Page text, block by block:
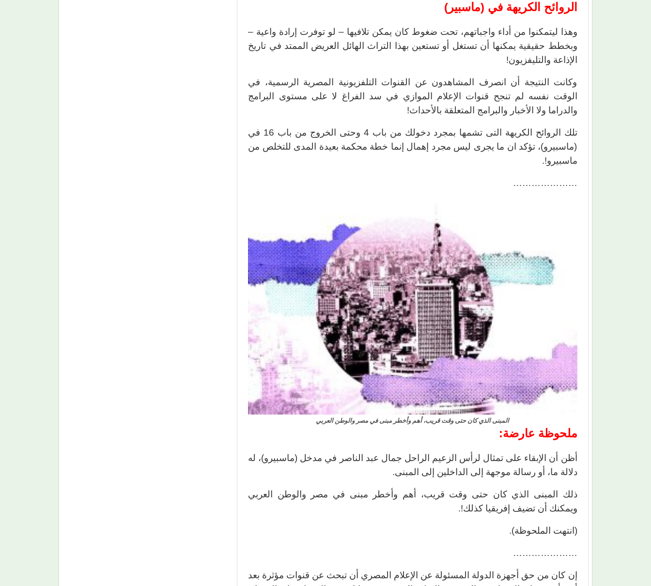
الروائح الكريهة في (ماسبير)
وهذا ليتمكنوا من أداء واجباتهم، تحت ضغوط كان يمكن تلافيها – لو توفرت إرادة واعية –
وبخطط حقيقية يمكنها أن تستغل أو تستعين بهذا التراث الهائل العريض الممتد في تاريخ
الإذاعة والتليفزيون!
وكانت النتيجة أن انصرف المشاهدون عن القنوات التلفزيونية المصرية الرسمية، في
الوقت نفسه لم تنجح قنوات الإعلام الموازي في سد الفراغ لا على مستوى البرامج
والدراما ولا الأخبار والبرامج المتعلقة بالأحداث!
تلك الروائح الكريهة التى تشمها بمجرد دخولك من باب 4 وحتى الخروج من باب 16 في
(ماسبيرو)، تؤكد ان ما يجرى ليس مجرد إهمال إنما خطة محكمة بعيدة المدى للتخلص من
ماسبيرو!.
…………………
المبنى الذي كان حتى وقت قريب، أهم وأخطر مبنى في مصر والوطن العربي
ملحوظة عارضة:
أظن أن الإبقاء على تمثال لرأس الزعيم الراحل جمال عبد الناصر في مدخل (ماسبيرو)، له
دلالة ما، أو رسالة موجهة إلى الداخلين إلى المبنى.
ذلك المبنى الذي كان حتى وقت قريب، أهم وأخطر مبنى في مصر والوطن العربي
ويمكنك أن تضيف إفريقيا كذلك!.
(انتهت الملحوظة).
…………………
إن كان من حق أجهزة الدولة المسئولة عن الإعلام المصري أن تبحث عن قنوات مؤثرة بعد